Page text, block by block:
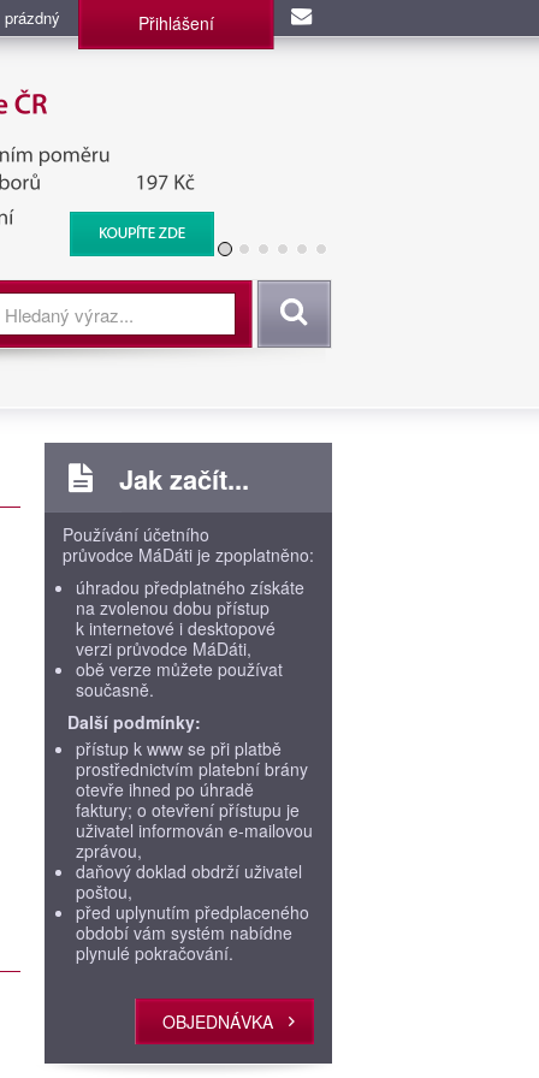
Přihlášení
BIS, Zpravodajské
Vyhledat
Jak začít...
Používání účetního
průvodce MáDáti je zpoplatněno:
úhradou předplatného získáte
na zvolenou dobu přístup
k internetové i desktopové
verzi průvodce MáDáti,
obě verze můžete používat
současně.
Další podmínky:
přístup k www se při platbě
prostřednictvím platební brány
otevře ihned po úhradě
faktury; o otevření přístupu je
uživatel informován e-mailovou
zprávou,
daňový doklad obdrží uživatel
poštou,
před uplynutím předplaceného
období vám systém nabídne
plynulé pokračování.
OBJEDNÁVKA